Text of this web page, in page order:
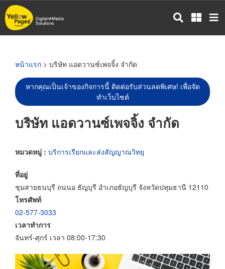
ข้าม
ไป
หน้าแรก > บริษัท แอดวานซ์เพจจิ้ง จำกัด
หากคุณเป็นเจ้าของกิจการนี้ ติดต่อรับส่วนลดพิเศษ! เพื่อจัด
ทำเว็บไซต์
บริษัท แอดวานซ์เพจจิ้ง จำกัด
หมวดหมู่ : บริการเรียกและส่งสัญญาณวิทยุ
ที่อยู่
ชุมสายธนบุรี ถนนอ ธัญบุรี อำเภอธัญบุรี จังหวัดปทุมธานี 12110
โทรศัพท์
02-577-3033
เวลาทำการ
จันทร์-ศุกร์ เวลา 08:00-17:30